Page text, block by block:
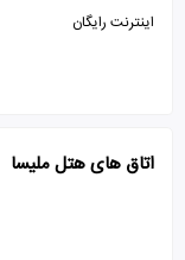
اینترنت رایگان
اتاق های هتل ملیسا